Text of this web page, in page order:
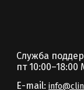
Служба
пт 10:00–18:00
E-mail: